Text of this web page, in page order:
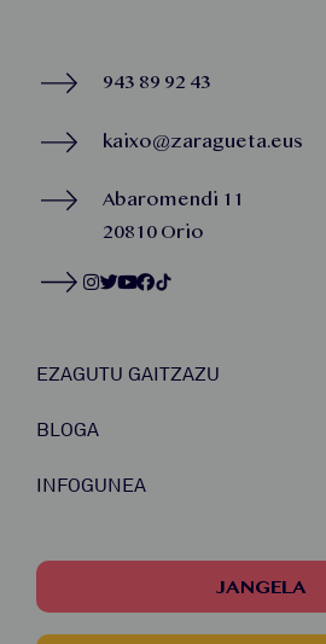
943 89 92 43
kaixo@zaragueta.eus
Abaromendi 11
20810 Orio
EZAGUTU GAITZAZU
BLOGA
INFOGUNEA
JANGELA